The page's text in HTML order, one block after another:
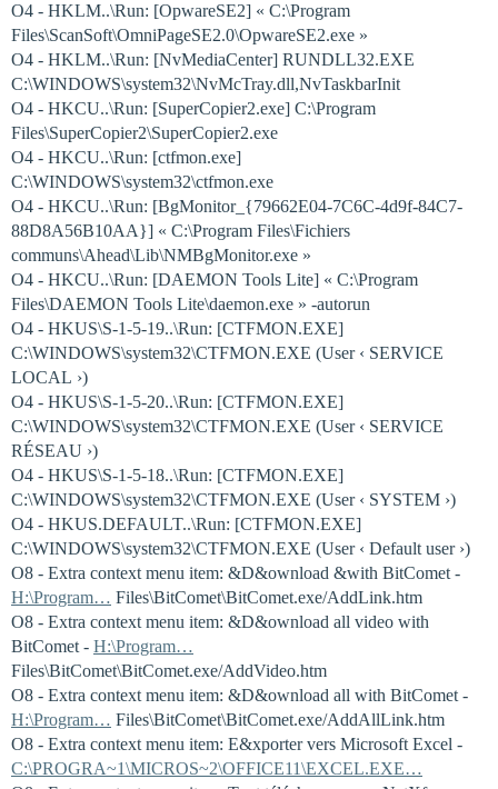
O4 - HKLM..\Run: [OpwareSE2] « C:\Program
Files\ScanSoft\OmniPageSE2.0\OpwareSE2.exe »
O4 - HKLM..\Run: [NvMediaCenter] RUNDLL32.EXE
C:\WINDOWS\system32\NvMcTray.dll,NvTaskbarInit
O4 - HKCU..\Run: [SuperCopier2.exe] C:\Program
Files\SuperCopier2\SuperCopier2.exe
O4 - HKCU..\Run: [ctfmon.exe]
C:\WINDOWS\system32\ctfmon.exe
O4 - HKCU..\Run: [BgMonitor_{79662E04-7C6C-4d9f-84C7-
88D8A56B10AA}] « C:\Program Files\Fichiers
communs\Ahead\Lib\NMBgMonitor.exe »
O4 - HKCU..\Run: [DAEMON Tools Lite] « C:\Program
Files\DAEMON Tools Lite\daemon.exe » -autorun
O4 - HKUS\S-1-5-19..\Run: [CTFMON.EXE]
C:\WINDOWS\system32\CTFMON.EXE (User ‹ SERVICE
LOCAL ›)
O4 - HKUS\S-1-5-20..\Run: [CTFMON.EXE]
C:\WINDOWS\system32\CTFMON.EXE (User ‹ SERVICE
RÉSEAU ›)
O4 - HKUS\S-1-5-18..\Run: [CTFMON.EXE]
C:\WINDOWS\system32\CTFMON.EXE (User ‹ SYSTEM ›)
O4 - HKUS.DEFAULT..\Run: [CTFMON.EXE]
C:\WINDOWS\system32\CTFMON.EXE (User ‹ Default user ›)
O8 - Extra context menu item: &D&ownload &with BitComet -
H:\Program… Files\BitComet\BitComet.exe/AddLink.htm
O8 - Extra context menu item: &D&ownload all video with
BitComet - H:\Program…
Files\BitComet\BitComet.exe/AddVideo.htm
O8 - Extra context menu item: &D&ownload all with BitComet -
H:\Program… Files\BitComet\BitComet.exe/AddAllLink.htm
O8 - Extra context menu item: E&xporter vers Microsoft Excel -
C:\PROGRA~1\MICROS~2\OFFICE11\EXCEL.EXE…